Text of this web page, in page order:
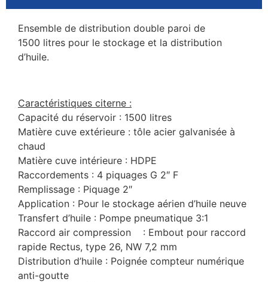
Ensemble de distribution double paroi de
1500 litres pour le stockage et la distribution
d’huile.
Caractéristiques citerne :
Capacité du réservoir : 1500 litres
Matière cuve extérieure : tôle acier galvanisée à
chaud
Matière cuve intérieure : HDPE
Raccordements : 4 piquages G 2″ F
Remplissage : Piquage 2″
Application : Pour le stockage aérien d’huile neuve
Transfert d’huile : Pompe pneumatique 3:1
Raccord air compression : Embout pour raccord
rapide Rectus, type 26, NW 7,2 mm
Distribution d’huile : Poignée compteur numérique
anti-goutte